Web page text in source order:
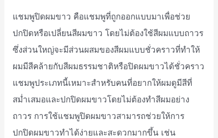
แชมพูปิดผมขาว คือแชมพูที่ถูกออกแบบมาเพื่อช่วย
ปกปิดหรือเปลี่ยนสีผมขาว โดยไม่ต้องใช้สีผมแบบถาวร
ซึ่งส่วนใหญ่จะมีส่วนผสมของสีผมแบบชั่วคราวที่ทำให้
ผมมีสีคล้ายกับสีผมธรรมชาติหรือปิดผมขาวได้ชั่วคราว
แชมพูประเภทนี้เหมาะสำหรับคนที่อยากให้ผมดูมีสีที่
สม่ำเสมอและปกปิดผมขาวโดยไม่ต้องทำสีผมอย่าง
ถาวร การใช้แชมพูปิดผมขาวสามารถช่วยให้การ
ปกปิดผมขาวทำได้ง่ายและสะดวกมากขึ้น เช่น